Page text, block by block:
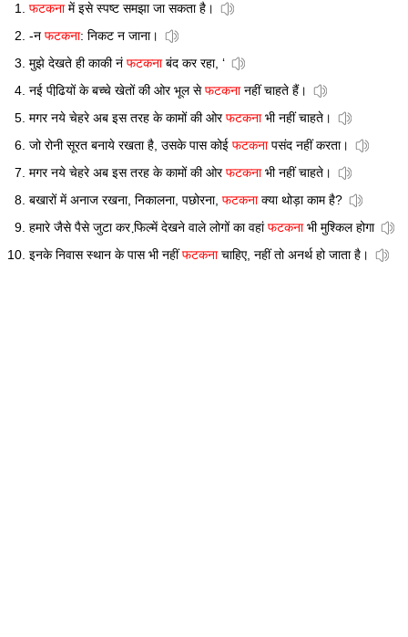
फटकनामें इसे स्पष्ट समझा जा सकता है।
-न फटकना: निकट न जाना।
मुझे देखते ही काकी नं फटकनाबंद कर रहा, ‘
नई पीढि़यों के बच्चे खेतों की ओर भूल सेफटकनानहीं चाहते हैं।
मगर नये चेहरे अब इस तरह के कामों की ओरफटकनाभी नहीं चाहते।
जो रोनी सूरत बनाये रखता है, उसके पास कोई फटकनापसंद नहीं करता।
मगर नये चेहरे अब इस तरह के कामों की ओरफटकनाभी नहीं चाहते।
बखारों में अनाज रखना, निकालना, पछोरना, फटकनाक्या थोड़ा काम है?
हमारे जैसे पैसे जुटा कर फि़ल्में देखने वाले लोगों का वहांफटकनाभी मुश्किल होगा
इनके निवास स्थान के पास भी नहींफटकनाचाहिए, नहीं तो अनर्थ हो जाता है।